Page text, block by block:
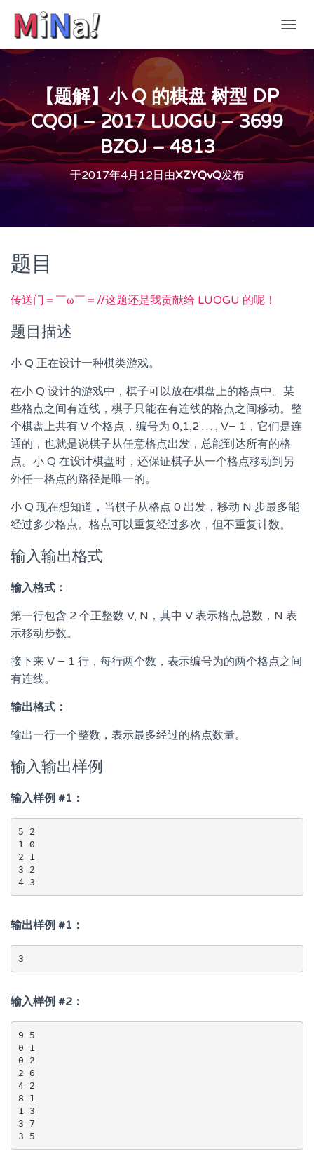
换
【题解】小 Q 的棋盘 树型 DP
CQOI – 2017 LUOGU – 3699
BZOJ – 4813
于2017年4月12日 由XZYQvQ发布
题目
传送门＝￣ω￣＝//这题还是我贡献给 LUOGU 的呢！
题目描述
小 Q 正在设计一种棋类游戏。
在小 Q 设计的游戏中，棋子可以放在棋盘上的格点中。某
些格点之间有连线，棋子只能在有连线的格点之间移动。整
个棋盘上共有 V 个格点，编号为 0,1,2 … , V− 1，它们是连
通的，也就是说棋子从任意格点出发，总能到达所有的格
点。小 Q 在设计棋盘时，还保证棋子从一个格点移动到另
外任一格点的路径是唯一的。
小 Q 现在想知道，当棋子从格点 0 出发，移动 N 步最多能
经过多少格点。格点可以重复经过多次，但不重复计数。
输入输出格式
输入格式：
第一行包含 2 个正整数 V, N，其中 V 表示格点总数，N 表
示移动步数。
接下来 V − 1 行，每行两个数，表示编号为的两个格点之间
有连线。
输出格式：
输出一行一个整数，表示最多经过的格点数量。
输入输出样例
输入样例 #1：
5 2
1 0
2 1
3 2
输出样例 #1：
输入样例 #2：
9 5
0 1
0 2
2 6
4 2
8 1
1 3
3 7